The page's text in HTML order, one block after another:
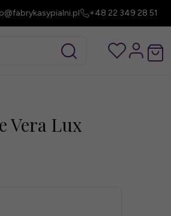
+48 22 349 28 51
Vera Lux